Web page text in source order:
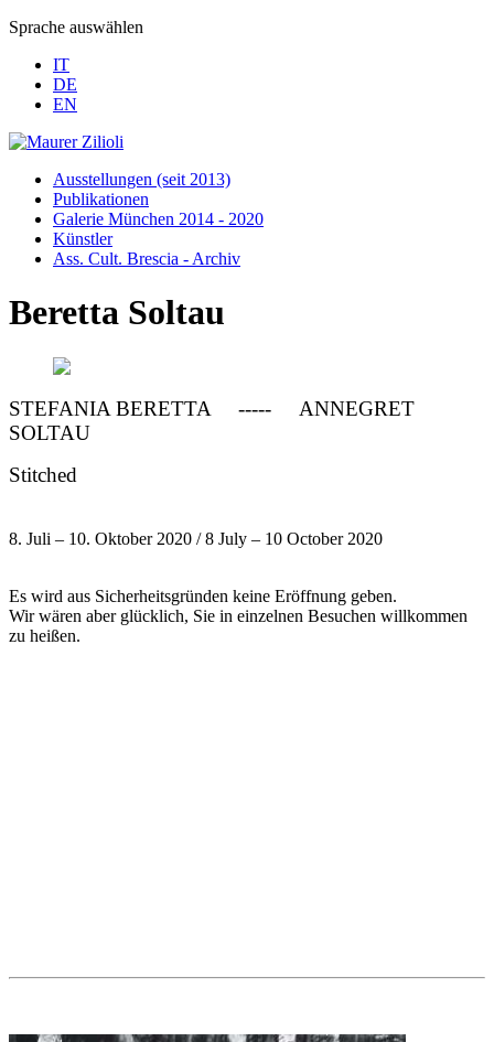
Sprache auswählen
IT
DE
EN
Ausstellungen (seit 2013)
Publikationen
Galerie München 2014 - 2020
Künstler
Ass. Cult. Brescia - Archiv
Beretta Soltau
STEFANIA BERETTA ----- ANNEGRET
SOLTAU
Stitched
8. Juli – 10. Oktober 2020 / 8 July – 10 October 2020
Es wird aus Sicherheitsgründen keine Eröffnung geben.
Wir wären aber glücklich, Sie in einzelnen Besuchen willkommen
zu heißen.